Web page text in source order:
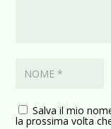
Salva il mio
la prossima volta